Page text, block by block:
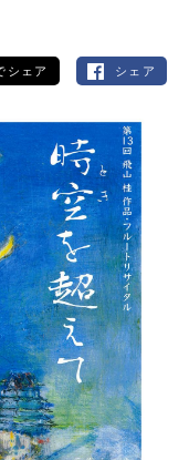
シェア シェア